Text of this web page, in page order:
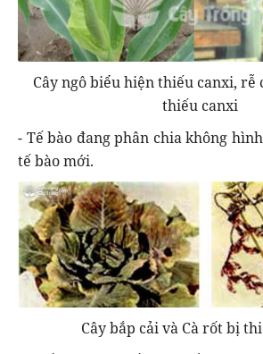
Cây ngô biểu hiện thiếu canxi, rễ
thiếu canxi
- Tế bào đang phân chia không
tế bào mới.
Cây bắp cải và Cà rốt bị